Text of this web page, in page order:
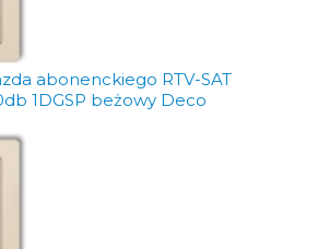
abonenckiego RTV-SAT
1DGSP beżowy Deco